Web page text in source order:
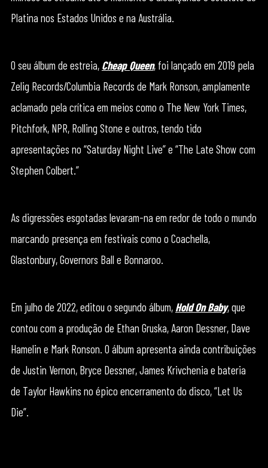
Platina nos Estados Unidos e na Austrália.
O seu álbum de estreia, Cheap Queen, foi lançado em 2019 pela
Zelig Records/Columbia Records de Mark Ronson, amplamente
aclamado pela crítica em meios como o The New York Times,
Pitchfork, NPR, Rolling Stone e outros, tendo tido
apresentações no “Saturday Night Live” e “The Late Show com
Stephen Colbert.”
As digressões esgotadas levaram-na em redor de todo o mundo
marcando presença em festivais como o Coachella,
Glastonbury, Governors Ball e Bonnaroo.
Em julho de 2022, editou o segundo álbum, Hold On Baby, que
contou com a produção de Ethan Gruska, Aaron Dessner, Dave
Hamelin e Mark Ronson. O álbum apresenta ainda contribuições
de Justin Vernon, Bryce Dessner, James Krivchenia e bateria
de Taylor Hawkins no épico encerramento do disco, “Let Us
Die”.